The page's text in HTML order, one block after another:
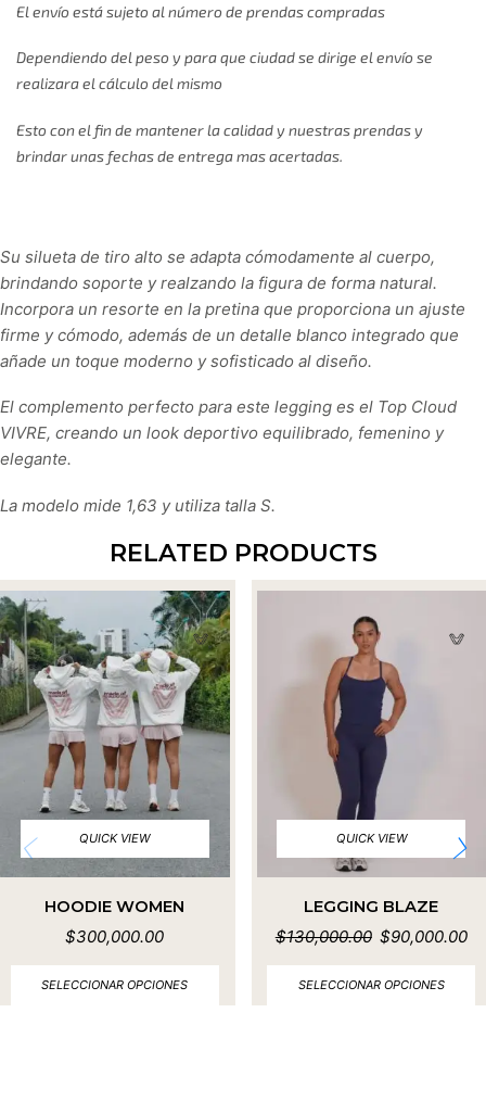
El envío está sujeto al número de prendas compradas
Dependiendo del peso y para que ciudad se dirige el envío se
realizara el cálculo del mismo
Esto con el fin de mantener la calidad y nuestras prendas y
brindar unas fechas de entrega mas acertadas.
Su silueta de tiro alto se adapta cómodamente al cuerpo,
brindando soporte y realzando la figura de forma natural.
Incorpora un resorte en la pretina que proporciona un ajuste
firme y cómodo, además de un detalle blanco integrado que
añade un toque moderno y sofisticado al diseño.
El complemento perfecto para este legging es el Top Cloud
VIVRE, creando un look deportivo equilibrado, femenino y
elegante.
La modelo mide 1,63 y utiliza talla S.
RELATED PRODUCTS
QUICK VIEW
HOODIE WOMEN
$300,000.00
SELECCIONAR OPCIONES
QUICK VIEW
LEGGING BLAZE
$130,000.00 $90,000.00
SELECCIONAR OPCIONES